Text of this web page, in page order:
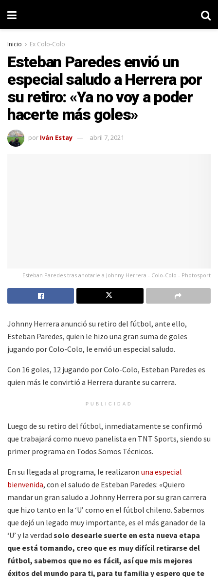
Inicio Ex Colo-Colo
Esteban Paredes envió un
especial saludo a Herrera por
su retiro: «Ya no voy a poder
hacerte más goles»
por Iván Estay abril 7, 2021
Esteban Paredes tras anotarle a Johnny Herrera - Colo-Colo - Photosport
Johnny Herrera anunció su retiro del fútbol, ante ello,
Esteban Paredes, quien le hizo una gran suma de goles
jugando por Colo-Colo, le envió un especial saludo.
Con 16 goles, 12 jugando por Colo-Colo, Esteban Paredes es
quien más le convirtió a Herrera durante su carrera.
PUBLICIDAD
Luego de su retiro del fútbol, inmediatamente se confirmó
que trabajará como nuevo panelista en TNT Sports, siendo su
primer programa en Todos Somos Técnicos.
En su llegada al programa, le realizaron una especial
bienvenida, con el saludo de Esteban Paredes: «Quiero
mandar un gran saludo a Johnny Herrera por su gran carrera
que hizo tanto en la ‘U’ como en el fútbol chileno. Sabemos
que dejó un legado muy importante, es el más ganador de la
‘U’ y la verdad solo desearle suerte en esta nueva etapa
que está tomando, creo que es muy difícil retirarse del
fútbol, sabemos que no es fácil, así que mis mejores
éxitos del mundo para ti, para tu familia y espero que te